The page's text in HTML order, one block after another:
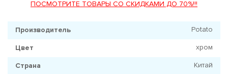
ПОСМОТРИТЕ ТОВАРЫ СО СКИДКАМИ ДО 70%!!!
Производитель Potato
Цвет хром
Страна Китай